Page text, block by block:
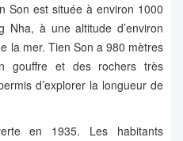
Son est située à environ 1000
à une altitude d’environ
la mer. Tien Son a 980 mètres
gouffre et des rochers très
d’explorer la longueur de
en 1935. Les habitants